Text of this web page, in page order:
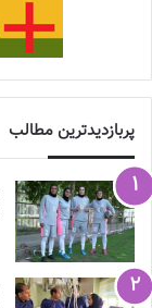
پربازدیدترین مطالب